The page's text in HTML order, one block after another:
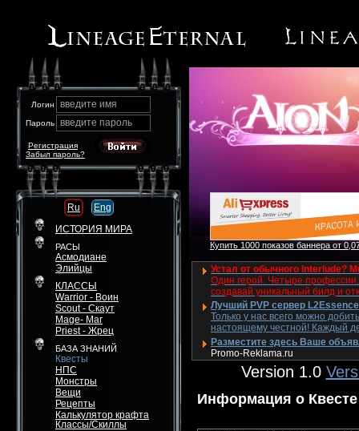
Логин введите имя
Пароль введите пароль
Забыл пароль?
Регистрация
Ru
Eng
ИСТОРИЯ МИРА
РАСЫ
Асмодиане
Элийцы
КЛАССЫ
Warrior - Воин
Scout - Скаут
Mage- Маг
Priest - Жрец
БАЗА ЗНАНИЙ
Квесты
НПС
Монстры
Вещи
Рецепты
Калькулятор крафта
Классы/Скиллы
Купить 1000 показов баннера от
Устал от обычного Interlude?
Один герой. Четыре
создавай уникальный билд и
Лучший PVP сервер
Только у нас всего можно
настоящему честной! Каждый
Разместите здесь Ваше
Promo-Reklama.ru
Version 1.0
Информация о Квесте